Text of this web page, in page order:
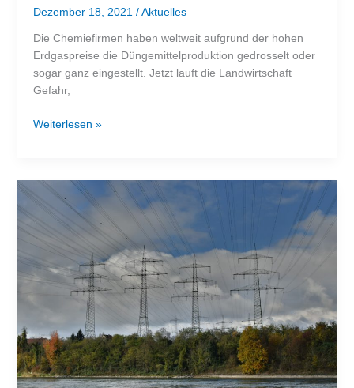
Dezember 18, 2021 / Aktuelles
Die Chemiefirmen haben weltweit aufgrund der hohen
Erdgaspreise die Düngemittelproduktion gedrosselt oder
sogar ganz eingestellt. Jetzt lauft die Landwirtschaft
Gefahr,
Führt
Engpass
Versorgung
Lebensmitteln?
Weiterlesen »